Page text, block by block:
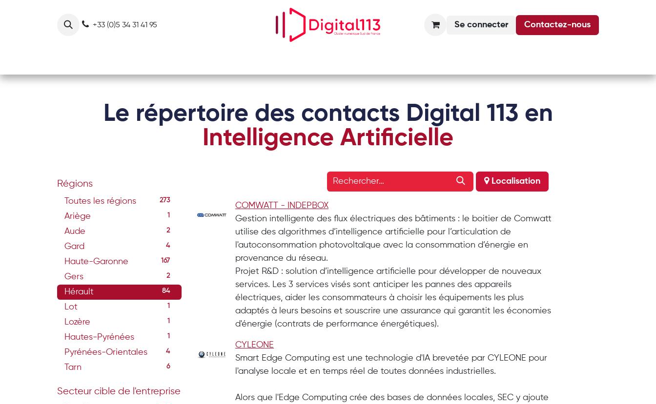
+33 (0)5 34 31 41 95 Se connecter Contactez-nous
Le répertoire des contacts Digital 113 en
Intelligence Artificielle
Régions
Toutes les régions 273
Ariège 1
Aude 2
Gard 4
Haute-Garonne 167
Gers 2
Hérault 84
Lot 1
Lozère 1
Hautes-Pyrénées 1
Pyrénées-Orientales 4
Tarn 6
Secteur cible de l'entreprise
Localisation
COMWATT - INDEPBOX
Gestion intelligente des flux électriques des bâtiments : le boitier de Comwatt
utilise des algorithmes d’intelligence artificielle pour l’articulation de
l'autoconsommation photovoltaïque avec la consommation d’énergie en
provenance du réseau.
Projet R&D : solution d’intelligence artificielle pour développer de nouveaux
services. Les 3 services visés sont anticiper les pannes des appareils
électriques, aider les consommateurs à choisir les équipements les plus
adaptés à leurs besoins et souscrire une assurance qui garantit les économies
d'énergie (contrats de performance énergétiques).
CYLEONE
Smart Edge Computing est une technologie d'IA brevetée par CYLEONE pour
l'analyse locale et en temps réel de toutes données industrielles.
Alors que l'Edge Computing crée des bases de données locales, SEC y ajoute